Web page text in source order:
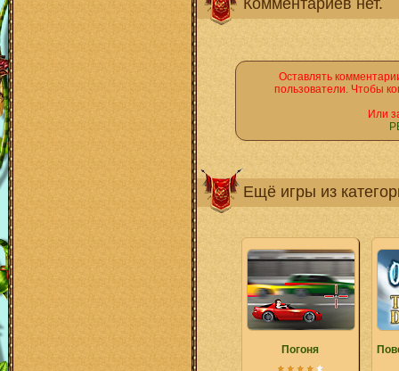
Комментариев нет.
Оставлять
пользователи. Чтобы
Или
Ещё игры из
Погоня